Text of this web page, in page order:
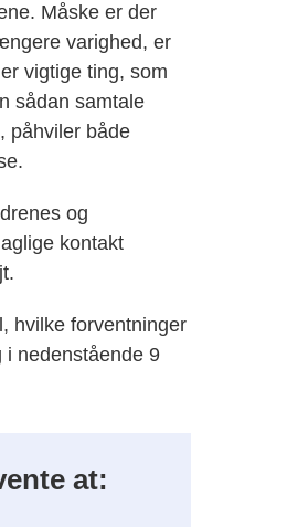
Måske er der
varighed, er
vigtige ting, som
sådan samtale
påhviler både
og
kontakt
hvilke forventninger
nedenstående 9
at: